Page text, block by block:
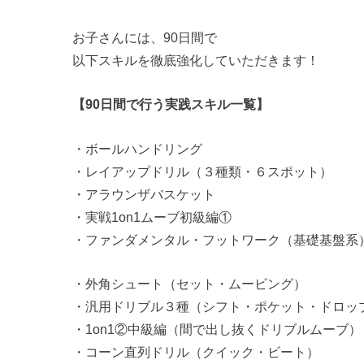
お子さんには、90日間で
以下スキルを徹底強化していただきます！
【90日間で行う実践スキル一覧】
・ボールハンドリング
・レイアップドリル（３種類・６スポット）
・アラウンザバスケット
・実戦1on1ムーブ初級編①
・ファンダメンタル・フットワーク（基礎基盤系
・外角シュート（セット・ムービング）
・汎用ドリブル３種（シフト・ポケット・ドロッ
・1on1②中級編（間で出し抜くドリブルムーブ）
・コーン直列ドリル（クイック・ビート）